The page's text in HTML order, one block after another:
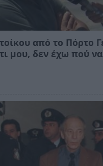
από το Πόρτο
μου, δεν έχω πού